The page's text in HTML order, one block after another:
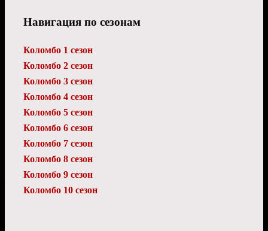
Навигация по сезонам
Коломбо 1 сезон
Коломбо 2 сезон
Коломбо 3 сезон
Коломбо 4 сезон
Коломбо 5 сезон
Коломбо 6 сезон
Коломбо 7 сезон
Коломбо 8 сезон
Коломбо 9 сезон
Коломбо 10 сезон